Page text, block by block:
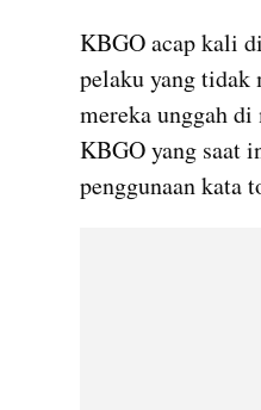
KBGO acap kali
pelaku yang tidak
mereka unggah
KBGO yang saat
penggunaan kata